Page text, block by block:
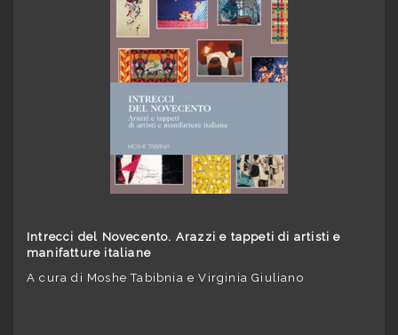
Intrecci del Novecento. Arazzi e tappeti di artisti e
manifatture italiane
A cura di Moshe Tabibnia e Virginia Giuliano